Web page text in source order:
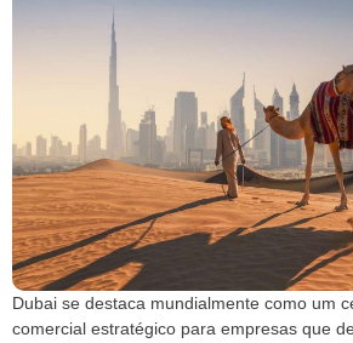
Dubai se destaca mundialmente como um
comercial estratégico para empresas que